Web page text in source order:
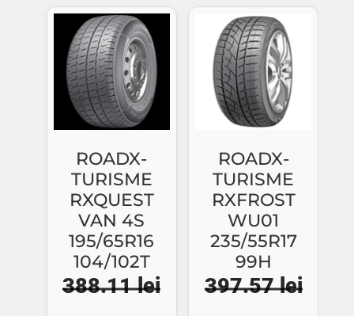
fost:
556.71 lei.
517.74 lei.
fost:
326.87 lei.
ROADX-
TURISME
RXQUEST
VAN 4S
195/65R16
104/102T
388.11lei
ROADX-
TURISME
RXFROST
WU01
235/55R17
99H
397.57lei